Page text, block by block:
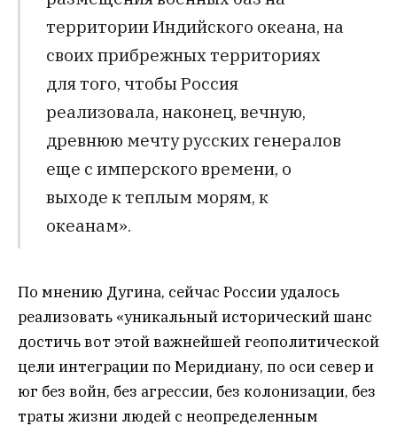
территории Индийского океана, на
своих прибрежных территориях
для того, чтобы Россия
реализовала, наконец, вечную,
древнюю мечту русских генералов
еще с имперского времени, о
выходе к теплым морям, к
океанам».
По мнению Дугина, сейчас России удалось
реализовать «уникальный исторический шанс
достичь вот этой важнейшей геополитической
цели интеграции по Меридиану, по оси север и
юг без войн, без агрессии, без колонизации, без
траты жизни людей с неопределенным